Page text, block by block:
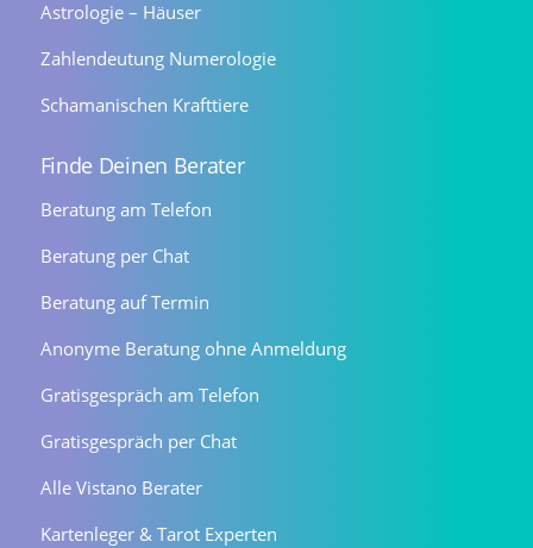
Astrologie – Häuser
Zahlendeutung Numerologie
Schamanischen Krafttiere
Finde Deinen Berater
Beratung am Telefon
Beratung per Chat
Beratung auf Termin
Anonyme Beratung ohne Anmeldung
Gratisgespräch am Telefon
Gratisgespräch per Chat
Alle Vistano Berater
Kartenleger & Tarot Experten